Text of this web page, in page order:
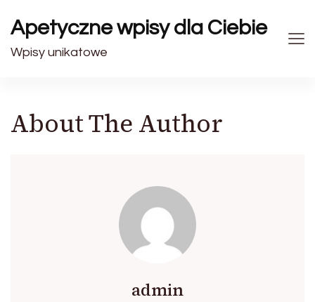
Apetyczne wpisy dla Ciebie
Wpisy unikatowe
About The Author
admin